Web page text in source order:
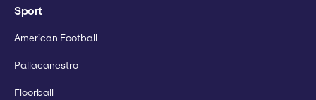
Sport
American Football
Pallacanestro
Floorball